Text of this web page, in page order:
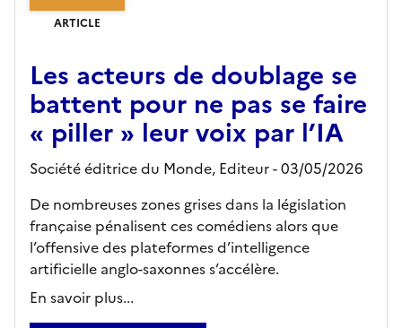
ARTICLE
Les acteurs de doublage se
battent pour ne pas se faire
« piller » leur voix par l’IA
Société éditrice du Monde, Editeur- 03/05/2026
De nombreuses zones grises dans la législation
française pénalisent ces comédiens alors que
l’offensive des plateformes d’intelligence
artificielle anglo-saxonnes s’accélère.
En savoir plus...